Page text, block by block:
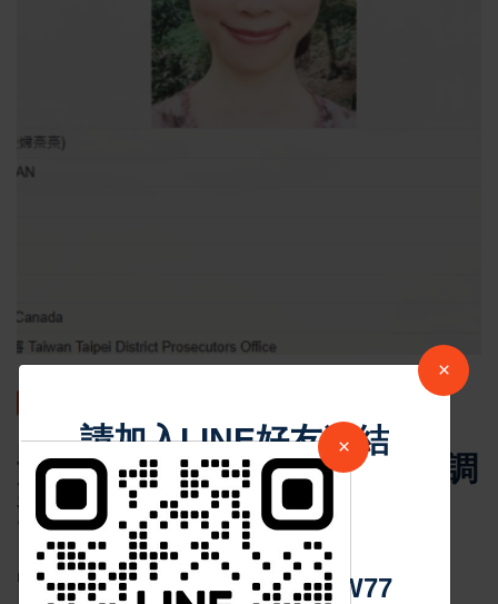
貴婦奈奈逃亡7年落網 法務部調
查局跨國押解返台歸案
張噬霆 Apr 30 2025 23868
中華超傳媒 (文/ 黃俊憲)
×
請加入LINE好友連結
中 華 超 傳 媒
Https://reurl.cc/adqW77
×